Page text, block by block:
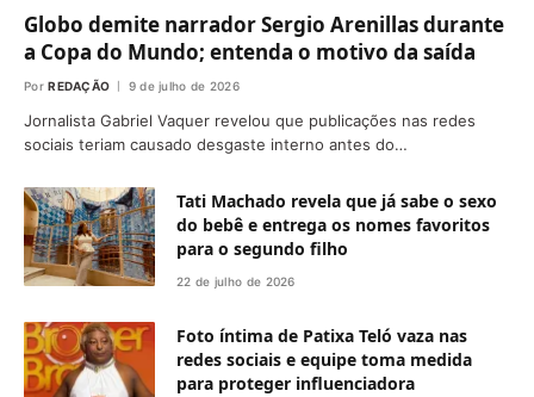
Globo demite narrador Sergio Arenillas durante
a Copa do Mundo; entenda o motivo da saída
Por REDAÇÃO 9 de julho de 2026
Jornalista Gabriel Vaquer revelou que publicações nas redes
sociais teriam causado desgaste interno antes do…
Tati Machado revela que já sabe o sexo
do bebê e entrega os nomes favoritos
para o segundo filho
22 de julho de 2026
Foto íntima de Patixa Teló vaza nas
redes sociais e equipe toma medida
para proteger influenciadora